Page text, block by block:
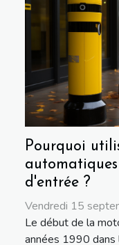
Pourquoi
d'entrée ?
Vendredi 15
Le début de la
années 1990 dans